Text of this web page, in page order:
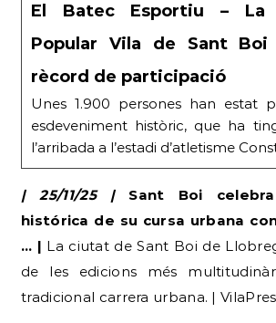
El Batec Esportiu – La
Popular Vila de Sant
rècord de participació
Unes 1.900 persones han estat
esdeveniment històric, que ha
l’arribada a l’estadi d’atletisme
| 25/11/25 | Sant Boi
histórica de su cursa urbana
… | La ciutat de Sant Boi de
de les edicions més
tradicional carrera urbana. |